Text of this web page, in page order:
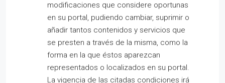
modificaciones que considere oportunas
en su portal, pudiendo cambiar, suprimir o
añadir tantos contenidos y servicios que
se presten a través de la misma, como la
forma en la que éstos aparezcan
representados o localizados en su portal.
La vigencia de las citadas condiciones irá